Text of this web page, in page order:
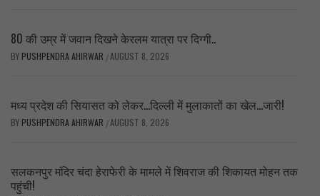
80 की उम्र में जवान दिखने केरलम यात्रा पर दिग्गी..
BY PUSHPENDRA AHIRWAR /AUGUST 8, 2026
मध्य प्रदेश की सियासत को लेकर…दिल्ली में मुलाकातों का खेल…जारी!
BY PUSHPENDRA AHIRWAR /AUGUST 8, 2026
सलकनपुर मंदिर चंदा हेराफेरी के मामले में शिवराज की शिकायत मोहन तक
पहुंची!